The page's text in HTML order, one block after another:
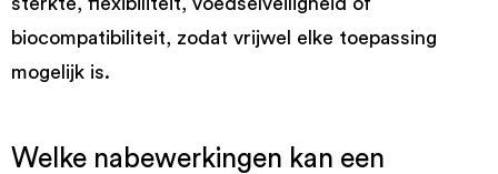
biocompatibiliteit, zodat vrijwel elke toepassing
mogelijk is.
Welke nabewerkingen kan een